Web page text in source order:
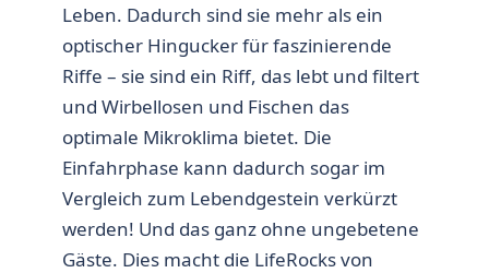
Leben. Dadurch sind sie mehr als ein
optischer Hingucker für faszinierende
Riffe – sie sind ein Riff, das lebt und filtert
und Wirbellosen und Fischen das
optimale Mikroklima bietet. Die
Einfahrphase kann dadurch sogar im
Vergleich zum Lebendgestein verkürzt
werden! Und das ganz ohne ungebetene
Gäste. Dies macht die LifeRocks von